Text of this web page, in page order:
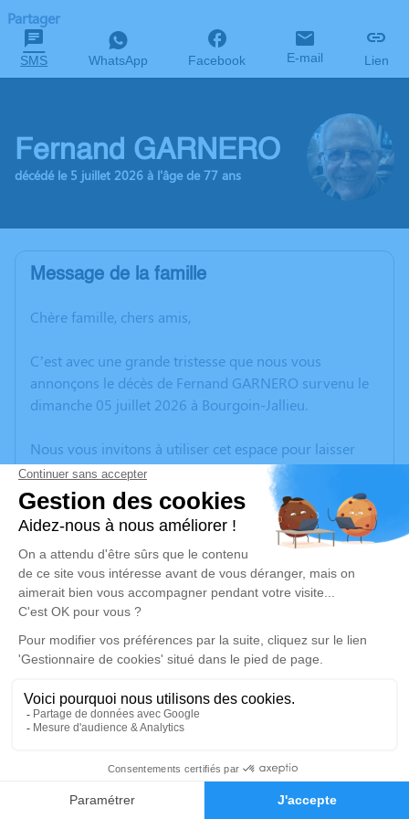
Faire-part Hommages
Partager
SMS WhatsApp Facebook E-mail Lien
Fernand GARNERO
décédé le 5 juillet 2026 à l'âge de 77 ans
Message de la famille
Chère famille, chers amis,
C’est avec une grande tristesse que nous vous
annonçons le décès de Fernand GARNERO survenu le
dimanche 05 juillet 2026 à Bourgoin-Jallieu.
Nous vous invitons à utiliser cet espace pour laisser
vos condoléances, partager des photos souvenirs, une
anecdote ou exprimer vos pensées à travers des
poèmes ou des textes. Cet endroit est un lieu
d'expression dédié à honorer la mémoire de Fernand
GARNERO.
Un service de plantation d’arbre hommage est
disponible ici.
Je rends hommage
Cérémonie religieuse
Église d'Heyrieux
3 Avenue Rozier